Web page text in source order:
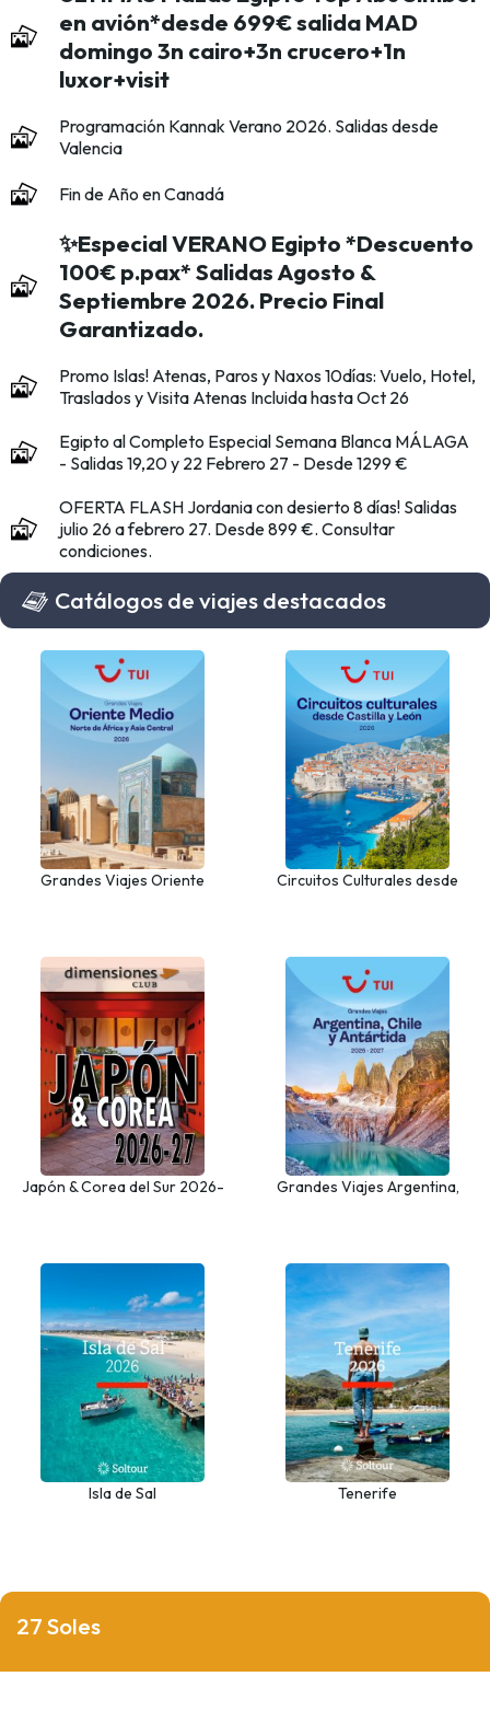
en avión*desde 699€ salida MAD
domingo 3n cairo+3n crucero+1n
luxor+visit
Programación Kannak Verano 2026. Salidas desde
Valencia
Fin de Año en Canadá
✨Especial VERANO Egipto *Descuento
100€ p.pax* Salidas Agosto &
Septiembre 2026. Precio Final
Garantizado.
Promo Islas! Atenas, Paros y Naxos 10días: Vuelo, Hotel,
Traslados y Visita Atenas Incluida hasta Oct 26
Egipto al Completo Especial Semana Blanca MÁLAGA
- Salidas 19,20 y 22 Febrero 27 - Desde 1299 €
OFERTA FLASH Jordania con desierto 8 días! Salidas
julio 26 a febrero 27. Desde 899 €. Consultar
condiciones.
Catálogos de viajes destacados
Grandes Viajes Oriente
Circuitos Culturales desde
Japón & Corea del Sur 2026-
Grandes Viajes Argentina,
Isla de Sal Tenerife
27 Soles